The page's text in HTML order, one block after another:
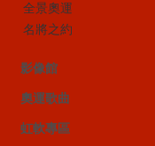
全景奧運
名將之約
影像館
奧運歌曲
虹軟專區